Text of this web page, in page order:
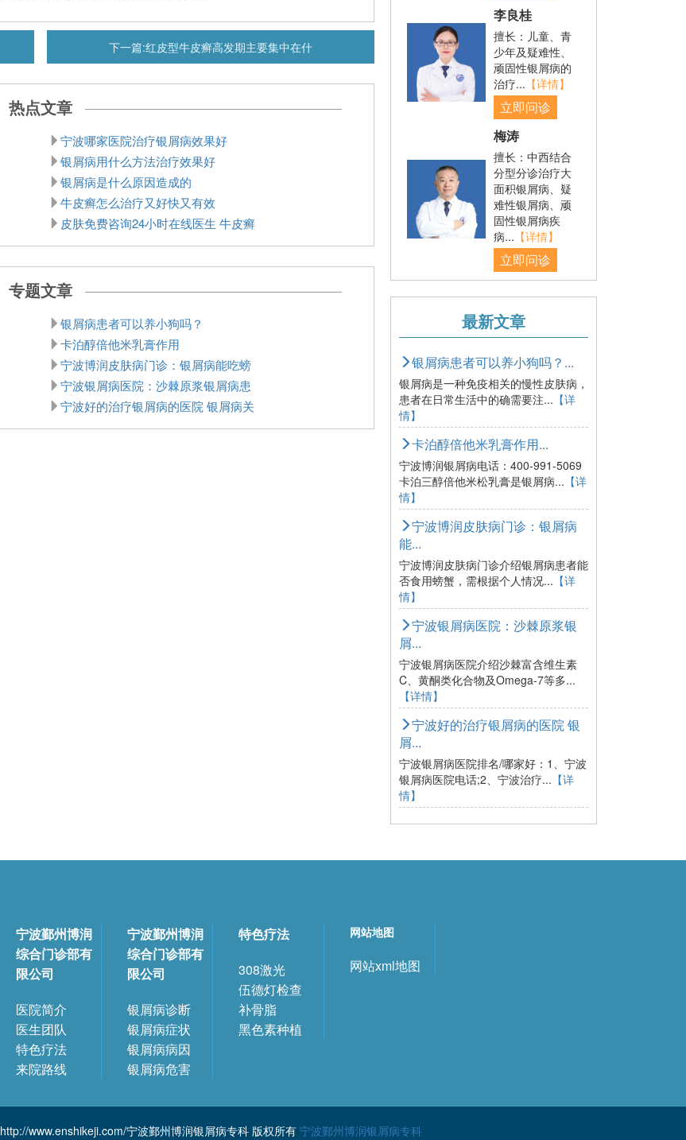
下一篇:红皮型牛皮癣高发期主要集中在什
热点文章
宁波哪家医院治疗银屑病效果好
银屑病用什么方法治疗效果好
银屑病是什么原因造成的
牛皮癣怎么治疗又好快又有效
皮肤免费咨询24小时在线医生 牛皮癣
专题文章
银屑病患者可以养小狗吗？
卡泊醇倍他米乳膏作用
宁波博润皮肤病门诊：银屑病能吃螃
宁波银屑病医院：沙棘原浆银屑病患
宁波好的治疗银屑病的医院 银屑病关
李良桂
擅长：儿童、青
少年及疑难性、
顽固性银屑病的
治疗... 【详情】
立即问诊
梅涛
擅长：中西结合
分型分诊治疗大
面积银屑病、疑
难性银屑病、顽
固性银屑病疾
病... 【详情】
立即问诊
最新文章
银屑病患者可以养小狗吗？...
银屑病是一种免疫相关的慢性皮肤病，
患者在日常生活中的确需要注... 【详
情】
卡泊醇倍他米乳膏作用...
宁波博润银屑病电话：400-991-5069
卡泊三醇倍他米松乳膏是银屑病... 【详
情】
宁波博润皮肤病门诊：银屑病
能...
宁波博润皮肤病门诊介绍银屑病患者能
否食用螃蟹，需根据个人情况... 【详
情】
宁波银屑病医院：沙棘原浆银
屑...
宁波银屑病医院介绍沙棘富含维生素
C、黄酮类化合物及Omega-7等多...
【详情】
宁波好的治疗银屑病的医院 银
屑...
宁波银屑病医院排名/哪家好：1、宁波
银屑病医院电话;2、宁波治疗... 【详
情】
宁波鄞州博润
综合门诊部有
限公司
医院简介
医生团队
特色疗法
来院路线
宁波鄞州博润
综合门诊部有
限公司
银屑病诊断
银屑病症状
银屑病病因
银屑病危害
特色疗法
308激光
伍德灯检查
补骨脂
黑色素种植
网站地图
网站xml地图
www.enshikeji.com/宁波鄞州博润银屑病专科 版权所有 宁波鄞州博润银屑病专科